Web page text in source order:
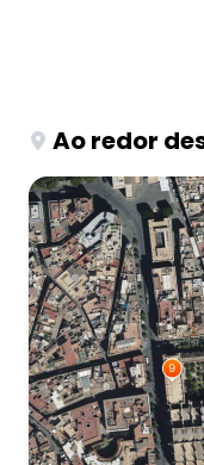
Ao redor